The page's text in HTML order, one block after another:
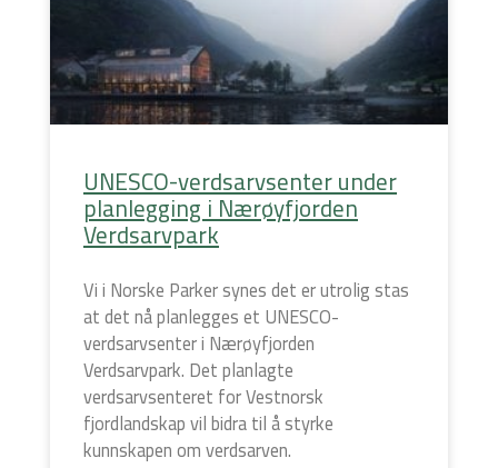
UNESCO-verdsarvsenter under
planlegging i Nærøyfjorden
Verdsarvpark
Vi i Norske Parker synes det er utrolig stas
at det nå planlegges et UNESCO-
verdsarvsenter i Nærøyfjorden
Verdsarvpark. Det planlagte
verdsarvsenteret for Vestnorsk
fjordlandskap vil bidra til å styrke
kunnskapen om verdsarven.